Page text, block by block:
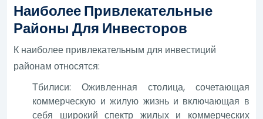
Наиболее Привлекательные
Районы Для Инвесторов
К наиболее привлекательным для инвестиций
районам относятся:
Тбилиси: Оживленная столица, сочетающая
коммерческую и жилую жизнь и включающая в
себя широкий спектр жилых и коммерческих